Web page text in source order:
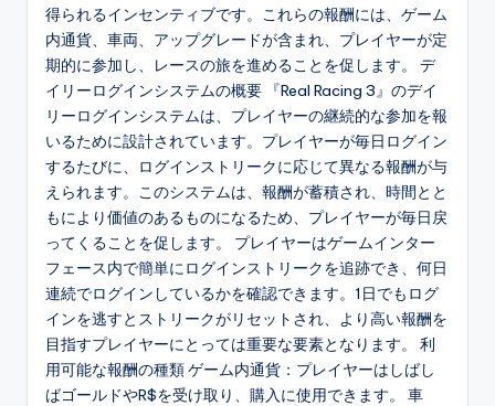
得られるインセンティブです。これらの報酬には、ゲーム
内通貨、車両、アップグレードが含まれ、プレイヤーが定
期的に参加し、レースの旅を進めることを促します。 デ
イリーログインシステムの概要 『Real Racing 3』のデイ
リーログインシステムは、プレイヤーの継続的な参加を報
いるために設計されています。プレイヤーが毎日ログイン
するたびに、ログインストリークに応じて異なる報酬が与
えられます。このシステムは、報酬が蓄積され、時間とと
もにより価値のあるものになるため、プレイヤーが毎日戻
ってくることを促します。 プレイヤーはゲームインター
フェース内で簡単にログインストリークを追跡でき、何日
連続でログインしているかを確認できます。1日でもログ
インを逃すとストリークがリセットされ、より高い報酬を
目指すプレイヤーにとっては重要な要素となります。 利
用可能な報酬の種類 ゲーム内通貨：プレイヤーはしばし
ばゴールドやR$を受け取り、購入に使用できます。 車